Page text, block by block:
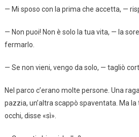
— Mi sposo con la prima che accetta, —
— Non puoi! Non è solo la tua vita, — la
fermarlo.
— Se non vieni, vengo da solo, — tagliò
Nel parco c’erano molte persone. Una
pazzia, un’altra scappò spaventata. Ma
occhi, disse «sì».